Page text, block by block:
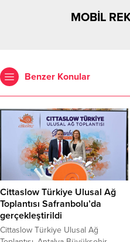
MOBİL
Benzer Konular
Cittaslow Türkiye Ulusal Ağ
Toplantısı Safranbolu’da
gerçekleştirildi
Cittaslow Türkiye Ulusal Ağ